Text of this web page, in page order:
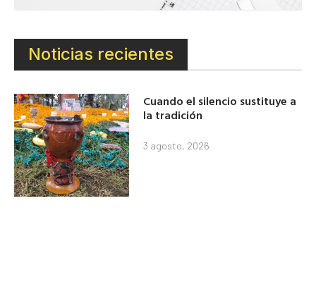
Noticias recientes
Cuando el silencio sustituye a
la tradición
3 agosto, 2026